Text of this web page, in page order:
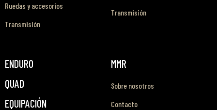
Ruedas y accesorios
Transmisión
Transmisión
ENDURO
QUAD
EQUIPACIÓN
MMR
Sobre nosotros
Contacto